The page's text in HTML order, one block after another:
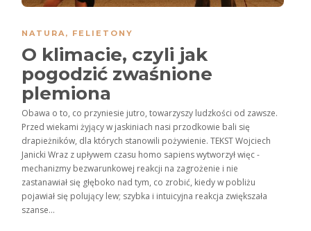
NATURA, FELIETONY
O klimacie, czyli jak
pogodzić zwaśnione
plemiona
Obawa o to, co przyniesie jutro, towarzyszy ludzkości od zawsze.
Przed wiekami żyjący w jaskiniach nasi przodkowie bali się
drapieżników, dla których stanowili pożywienie. TEKST Wojciech
Janicki Wraz z upływem czasu homo sapiens wytworzył więc ­
mechanizmy bezwarunkowej reakcji na zagrożenie i nie
zastanawiał się głęboko nad tym, co zrobić, kiedy w pobliżu
pojawiał się polujący lew; szybka i intuicyjna reakcja zwiększała
szanse...